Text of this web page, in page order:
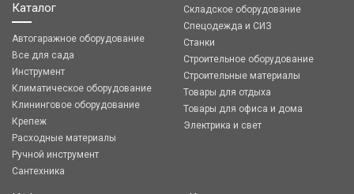
Каталог
Автогаражное оборудование
Все для сада
Инструмент
Климатическое оборудование
Клининговое оборудование
Крепеж
Расходные материалы
Ручной инструмент
Сантехника
Складское оборудование
Спецодежда и СИЗ
Станки
Строительное оборудование
Строительные материалы
Товары для отдыха
Товары для офиса и дома
Электрика и свет